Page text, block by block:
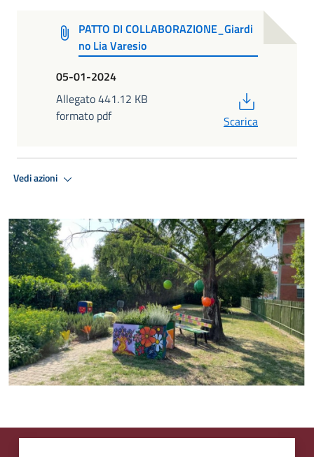
PATTO DI COLLABORAZIONE_Giardi
no Lia Varesio
05-01-2024
Allegato 441.12 KB
formato pdf
Scarica
Vedi azioni